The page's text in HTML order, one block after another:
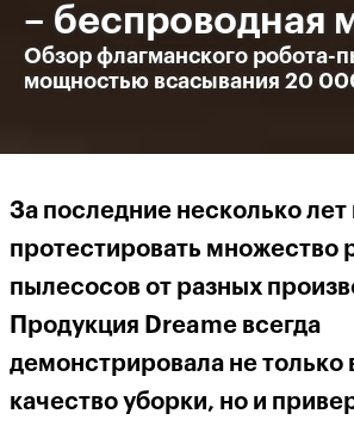
– беспроводная
Обзор флагманского робота-
мощностью всасывания 20
За последние несколько
протестировать множество
пылесосов от разных
Продукция Dreame всегда
демонстрировала не только
качество уборки, но и